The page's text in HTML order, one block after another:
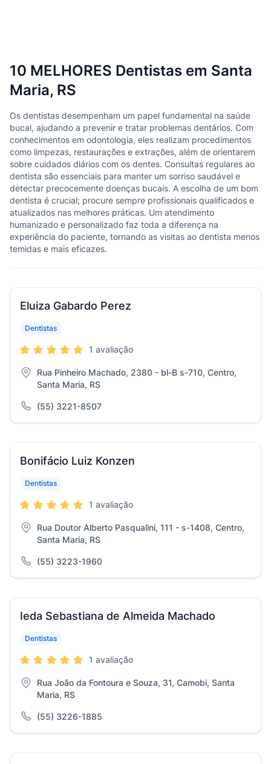
10 MELHORES Dentistas em Santa
Maria, RS
Os dentistas desempenham um papel fundamental na saúde
bucal, ajudando a prevenir e tratar problemas dentários. Com
conhecimentos em odontologia, eles realizam procedimentos
como limpezas, restaurações e extrações, além de orientarem
sobre cuidados diários com os dentes. Consultas regulares ao
dentista são essenciais para manter um sorriso saudável e
detectar precocemente doenças bucais. A escolha de um bom
dentista é crucial; procure sempre profissionais qualificados e
atualizados nas melhores práticas. Um atendimento
humanizado e personalizado faz toda a diferença na
experiência do paciente, tornando as visitas ao dentista menos
temidas e mais eficazes.
Eluiza Gabardo Perez
Dentistas
1 avaliação
Rua Pinheiro Machado, 2380 - bl-B s-710, Centro,
Santa Maria, RS
(55) 3221-8507
Bonifácio Luiz Konzen
Dentistas
1 avaliação
Rua Doutor Alberto Pasqualini, 111 - s-1408, Centro,
Santa Maria, RS
(55) 3223-1960
Ieda Sebastiana de Almeida Machado
Dentistas
1 avaliação
Rua João da Fontoura e Souza, 31, Camobi, Santa
Maria, RS
(55) 3226-1885